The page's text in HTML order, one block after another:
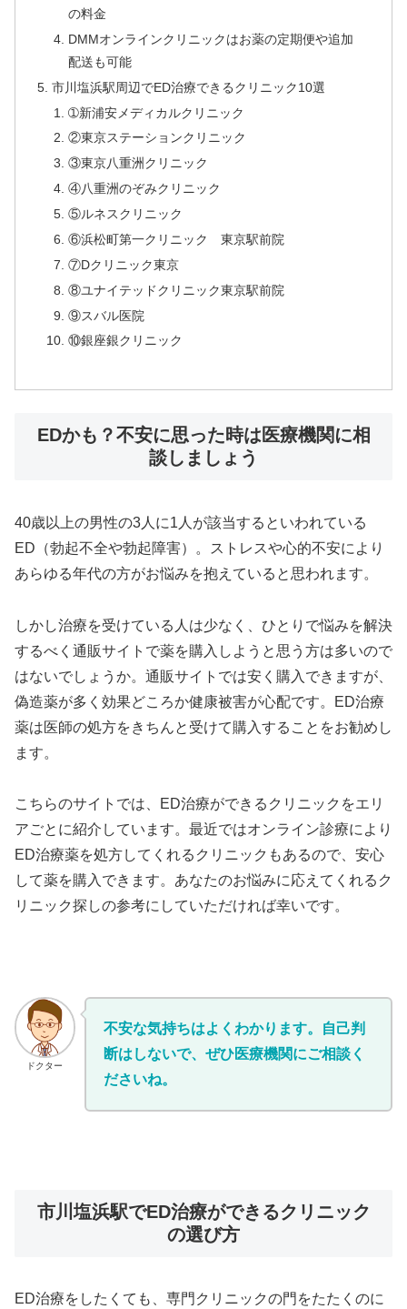
の料金
DMMオンラインクリニックはお薬の定期便や追加
配送も可能
市川塩浜駅周辺でED治療できるクリニック10選
➀新浦安メディカルクリニック
②東京ステーションクリニック
③東京八重洲クリニック
④八重洲のぞみクリニック
⑤ルネスクリニック
⑥浜松町第一クリニック 東京駅前院
⑦Dクリニック東京
⑧ユナイテッドクリニック東京駅前院
⑨スバル医院
⑩銀座銀クリニック
EDかも？不安に思った時は医療機関に相
談しましょう
40歳以上の男性の3人に1人が該当するといわれている
ED（勃起不全や勃起障害）。ストレスや心的不安により
あらゆる年代の方がお悩みを抱えていると思われます。
しかし治療を受けている人は少なく、ひとりで悩みを解決
するべく通販サイトで薬を購入しようと思う方は多いので
はないでしょうか。通販サイトでは安く購入できますが、
偽造薬が多く効果どころか健康被害が心配です。ED治療
薬は医師の処方をきちんと受けて購入することをお勧めし
ます。
こちらのサイトでは、ED治療ができるクリニックをエリ
アごとに紹介しています。最近ではオンライン診療により
ED治療薬を処方してくれるクリニックもあるので、安心
して薬を購入できます。あなたのお悩みに応えてくれるク
リニック探しの参考にしていただければ幸いです。
ドクター
不安な気持ちはよくわかります。自己判
断はしないで、ぜひ医療機関にご相談く
ださいね。
市川塩浜駅でED治療ができるクリニック
の選び方
ED治療をしたくても、専門クリニックの門をたたくのに